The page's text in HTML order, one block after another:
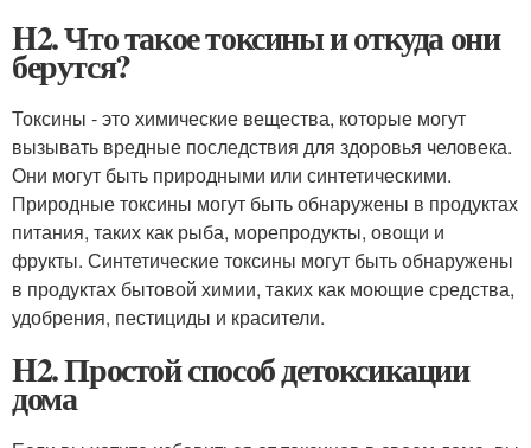
H2. Что такое токсины и откуда они
берутся?
Токсины - это химические вещества, которые могут
вызывать вредные последствия для здоровья человека.
Они могут быть природными или синтетическими.
Природные токсины могут быть обнаружены в продуктах
питания, таких как рыба, морепродукты, овощи и
фрукты. Синтетические токсины могут быть обнаружены
в продуктах бытовой химии, таких как моющие средства,
удобрения, пестициды и красители.
H2. Простой способ детоксикации
дома